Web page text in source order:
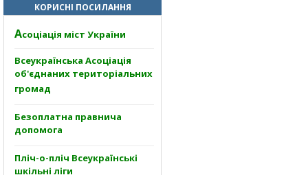
КОРИСНІ ПОСИЛАННЯ
Асоціація міст України
Всеукраїнська Асоціація
об'єднаних територіальних
громад
Безоплатна правнича
допомога
Пліч-о-пліч Всеукраїнські